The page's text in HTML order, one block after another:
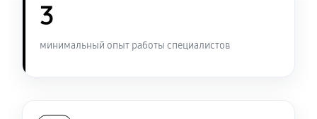
3
минимальный опыт работы специалистов